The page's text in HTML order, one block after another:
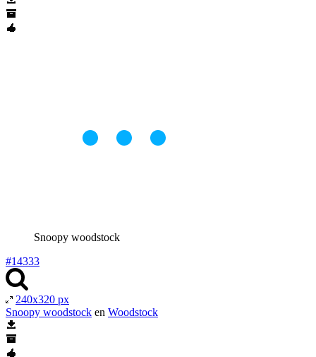
Snoopy woodstock
#14333
240x320 px
Snoopy woodstock en Woodstock